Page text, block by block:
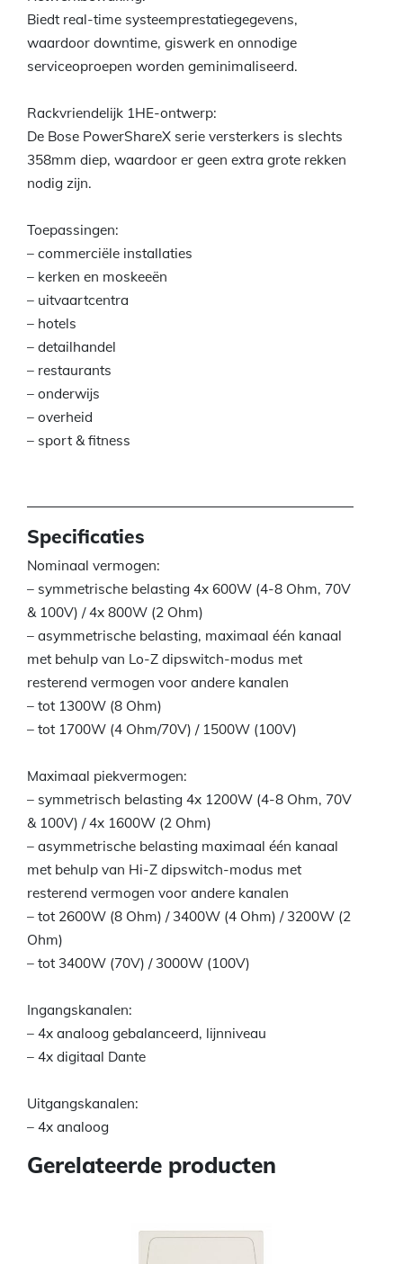
Biedt real-time systeemprestatiegegevens,
waardoor downtime, giswerk en onnodige
serviceoproepen worden geminimaliseerd.
Rackvriendelijk 1HE-ontwerp:
De Bose PowerShareX serie versterkers is slechts
358mm diep, waardoor er geen extra grote rekken
nodig zijn.
Toepassingen:
– commerciële installaties
– kerken en moskeeën
– uitvaartcentra
– hotels
– detailhandel
– restaurants
– onderwijs
– overheid
– sport & fitness
Specificaties
Nominaal vermogen:
– symmetrische belasting 4x 600W (4-8 Ohm, 70V
& 100V) / 4x 800W (2 Ohm)
– asymmetrische belasting, maximaal één kanaal
met behulp van Lo-Z dipswitch-modus met
resterend vermogen voor andere kanalen
– tot 1300W (8 Ohm)
– tot 1700W (4 Ohm/70V) / 1500W (100V)
Maximaal piekvermogen:
– symmetrisch belasting 4x 1200W (4-8 Ohm, 70V
& 100V) / 4x 1600W (2 Ohm)
– asymmetrische belasting maximaal één kanaal
met behulp van Hi-Z dipswitch-modus met
resterend vermogen voor andere kanalen
– tot 2600W (8 Ohm) / 3400W (4 Ohm) / 3200W (2
Ohm)
– tot 3400W (70V) / 3000W (100V)
Ingangskanalen:
– 4x analoog gebalanceerd, lijnniveau
– 4x digitaal Dante
Uitgangskanalen:
– 4x analoog
Gerelateerde producten